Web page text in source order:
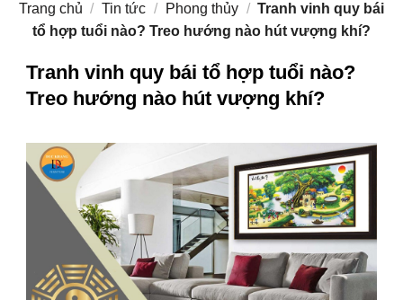
Trang chủ / Tin tức / Phong thủy / Tranh vinh quy bái
tổ hợp tuổi nào? Treo hướng nào hút vượng khí?
Tranh vinh quy bái tổ hợp tuổi nào?
Treo hướng nào hút vượng khí?